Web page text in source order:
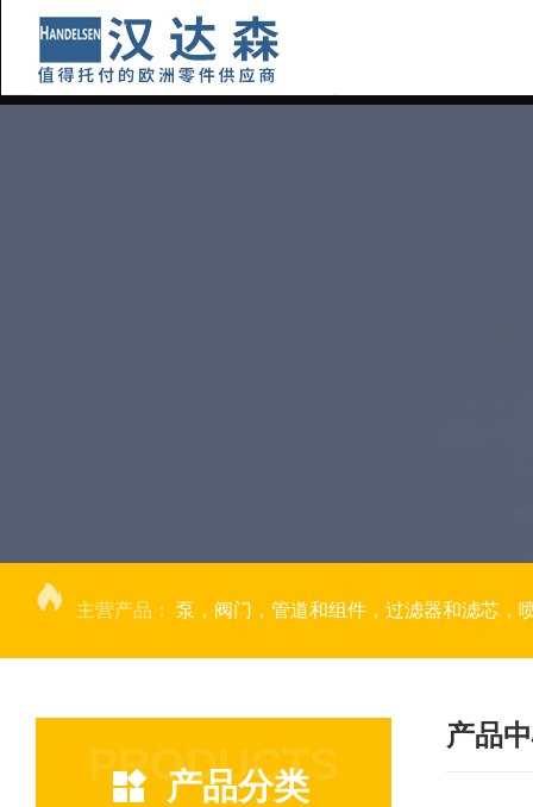
主营产品： 泵，阀门，管道和组件，过滤器和滤芯，
PRODUCTS
产品分类
产品